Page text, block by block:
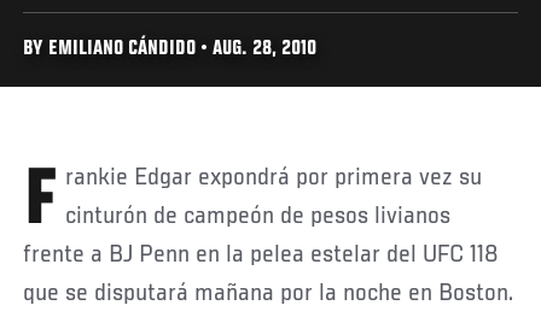
BY EMILIANO CÁNDIDO • AUG. 28, 2010
Frankie Edgar expondrá por primera vez su cinturón de campeón de pesos livianos
frente a BJ Penn en la pelea estelar del UFC 118
que se disputará mañana por la noche en Boston.